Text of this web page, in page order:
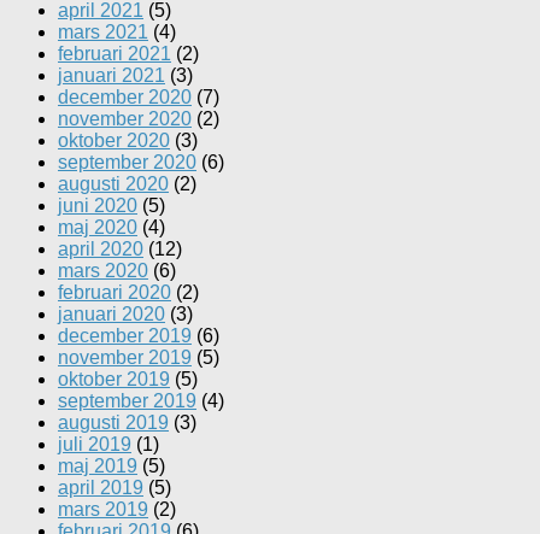
april 2021 (5)
mars 2021 (4)
februari 2021 (2)
januari 2021 (3)
december 2020 (7)
november 2020 (2)
oktober 2020 (3)
september 2020 (6)
augusti 2020 (2)
juni 2020 (5)
maj 2020 (4)
april 2020 (12)
mars 2020 (6)
februari 2020 (2)
januari 2020 (3)
december 2019 (6)
november 2019 (5)
oktober 2019 (5)
september 2019 (4)
augusti 2019 (3)
juli 2019 (1)
maj 2019 (5)
april 2019 (5)
mars 2019 (2)